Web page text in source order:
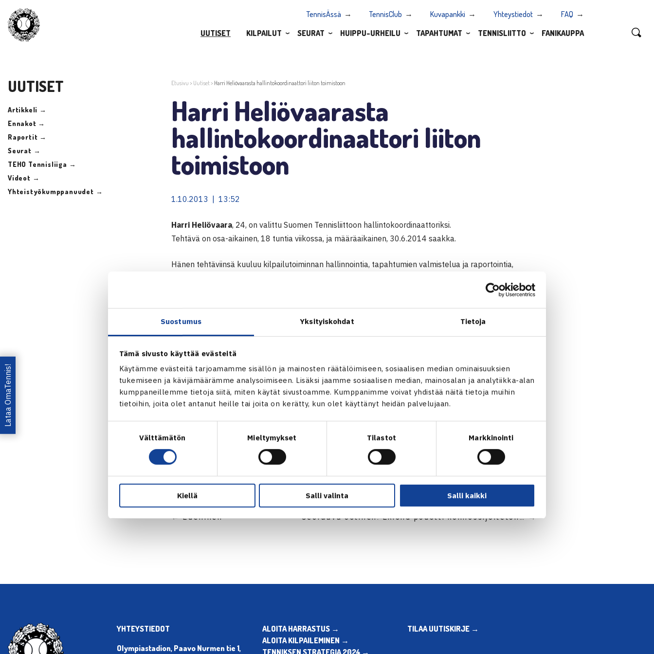
Suostumus Yksityiskohdat Tietoja
Tämä sivusto käyttää evästeitä
Käytämme evästeitä tarjoamamme sisällön ja mainosten räätälöimiseen, sosiaalisen median ominaisuuksien
tukemiseen ja kävijämäärämme analysoimiseen. Lisäksi jaamme sosiaalisen median, mainosalan ja analytiikka-alan
kumppaneillemme tietoja siitä, miten käytät sivustoamme. Kumppanimme voivat yhdistää näitä tietoja muihin
tietoihin, joita olet antanut heille tai joita on kerätty, kun olet käyttänyt heidän palvelujaan.
Välttämätön Mieltymykset Tilastot Markkinointi
Kiellä Salli valinta Salli kaikki
TennisÄssä TennisClub Kuvapankki Yhteystiedot
FAQ
UUTISET
KILPAILUT SEURAT HUIPPU-URHEILU TAPAHTUMAT TENNISLIITTO FANIKAUPPA
UUTISET
Artikkeli →
Ennakot →
Raportit →
Seurat →
TEHO Tennisliiga →
Videot →
Yhteistyökumppanuudet →
Etusivu > Uutiset> Harri Heliövaarasta hallintokoordinaattori liiton toimistoon
Harri Heliövaarasta
hallintokoordinaattori liiton
toimistoon
1.10.2013 | 13:52
Harri Heliövaara, 24, on valittu Suomen Tennisliittoon hallintokoordinaattoriksi.
Tehtävä on osa-aikainen, 18 tuntia viikossa, ja määräaikainen, 30.6.2014 saakka.
Hänen tehtäviinsä kuuluu kilpailutoiminnan hallinnointia, tapahtumien valmistelua ja raportointia,
Aalto-yliopistossa toista vuotta tuotantotaloutta opiskeleva Harri aloitti tehtävässä 1.10. ja on liiton
näkökulmasta kuin mitä kilpapelaajana on nähnyt.
-Mielelläni annan panokseni takaisin lajille, jolta olen niin paljon saanut, sanoi Harri.
Harri Heliövaara
Jaa:
← Edellinen Seuraava uutinen: Eklund pudotti kolmossijoitetun… →
Lataa OmaTennis!
YHTEYSTIEDOT
Olympiastadion, Paavo Nurmen tie 1,
ALOITA HARRASTUS →
ALOITA KILPAILEMINEN →
TENNIKSEN STRATEGIA 2024 →
TILAA UUTISKIRJE →